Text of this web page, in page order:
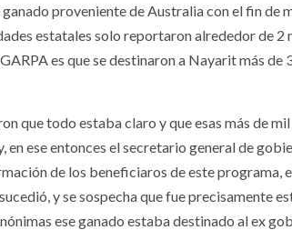
proveniente de Australia con el fin de
estatales solo reportaron alrededor de 2
es que se destinaron a Nayarit más de
que todo estaba claro y que esas más de
ese entonces el secretario general de
de los beneficiaros de este programa,
y se sospecha que fue precisamente
ese ganado estaba destinado al ex